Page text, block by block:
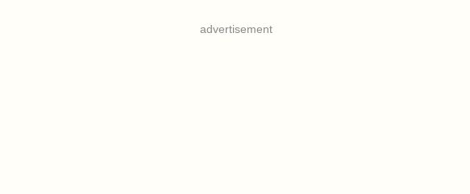
advertisement